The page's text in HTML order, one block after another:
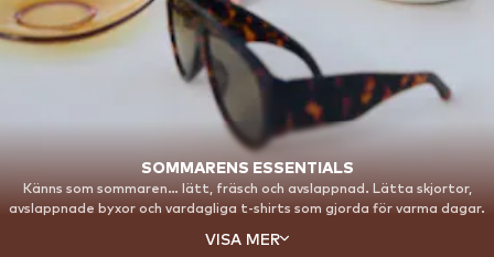
SOMMARENS ESSENTIALS
Känns som sommaren… lätt, fräsch och avslappnad. Lätta skjortor,
avslappnade byxor och vardagliga t-shirts som gjorda för varma dagar.
med bekväma plagg, perfekta för långa dagar i solen, sena middagar
VISA MER